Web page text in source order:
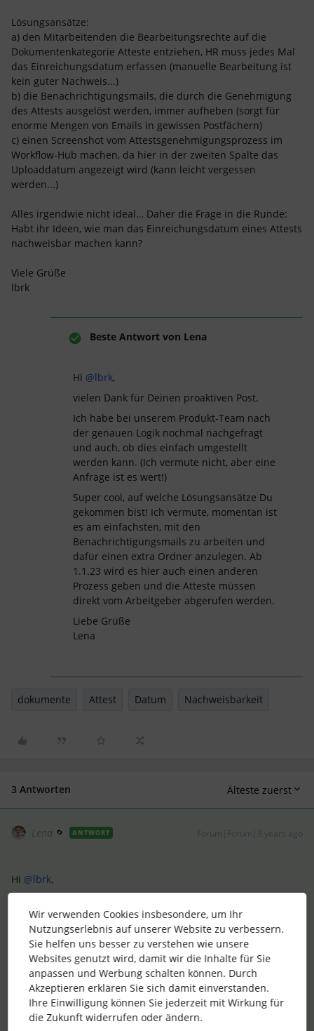
Lösungsansätze:
a) den Mitarbeitenden die Bearbeitungsrechte auf die
Dokumentenkategorie Atteste entziehen, HR muss jedes Mal
das Einreichungsdatum erfassen (manuelle Bearbeitung ist
kein guter Nachweis...)
b) die Benachrichtigungsmails, die durch die Genehmigung
des Attests ausgelöst werden, immer aufheben (sorgt für
enorme Mengen von Emails in gewissen Postfächern)
c) einen Screenshot vom Attestsgenehmigungsprozess im
Workflow-Hub machen, da hier in der zweiten Spalte das
Uploaddatum angezeigt wird (kann leicht vergessen
werden...)
Alles irgendwie nicht ideal… Daher die Frage in die Runde:
Habt ihr Ideen, wie man das Einreichungsdatum eines Attests
nachweisbar machen kann?
Viele Grüße
lbrk
Beste Antwort von Lena
Hi @lbrk,
vielen Dank für Deinen proaktiven Post.
Ich habe bei unserem Produkt-Team nach
der genauen Logik nochmal nachgefragt
und auch, ob dies einfach umgestellt
werden kann. (Ich vermute nicht, aber eine
Anfrage ist es wert!)
Super cool, auf welche Lösungsansätze Du
gekommen bist! Ich vermute, momentan ist
es am einfachsten, mit den
Benachrichtigungsmails zu arbeiten und
dafür einen extra Ordner anzulegen. Ab
1.1.23 wird es hier auch einen anderen
Prozess geben und die Atteste müssen
direkt vom Arbeitgeber abgerufen werden.
Liebe Grüße
Lena
dokumente Attest Datum Nachweisbarkeit
3 Antworten Älteste zuerst
Lena ANTWORT
Hi @lbrk,
Ich habe bei unserem Produkt-Team nach der genauen Logik
nochmal nachgefragt und auch, ob dies einfach umgestellt
werden kann. (Ich vermute nicht, aber eine Anfrage ist es
wert!)
Super cool, auf welche Lösungsansätze Du gekommen bist!
Ich vermute, momentan ist es am einfachsten, mit den
Benachrichtigungsmails zu arbeiten und dafür einen extra
Wir verwenden Cookies insbesondere, um Ihr
Nutzungserlebnis auf unserer Website zu verbessern.
Sie helfen uns besser zu verstehen wie unsere
Websites genutzt wird, damit wir die Inhalte für Sie
anpassen und Werbung schalten können. Durch
Akzeptieren erklären Sie sich damit einverstanden.
Ihre Einwilligung können Sie jederzeit mit Wirkung für
die Zukunft widerrufen oder ändern.